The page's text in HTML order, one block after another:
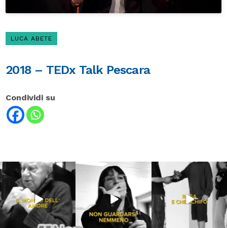
LUCA ABETE
2018 – TEDx Talk Pescara
Condividi su
Lug 31
211 4
Lug 16
53 1
Lug 13
198 10